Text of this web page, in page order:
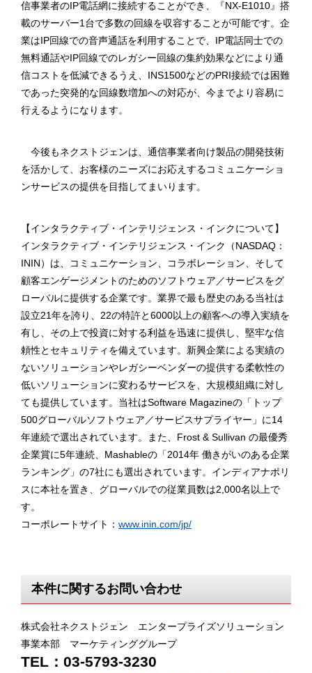
信事業者のIP電話網に接続することができ、『NX-E1010』搭
載のサーバー1台で多数の回線を収容することが可能です。企
業はIP回線での音声通話を利用することで、IP電話同士での
無料通話やIP回線でのレガシー回線の集約効果などにより通
信コストを低減できるうえ、INS1500などのPRI接続では困難
であった突発的な回線数増加への対応が、今までより容易に
行えるようになります。
今後もネクストジェンは、通信事業者向け製品の開発技術
を活かして、お客様のニーズにお応えするコミュニケーショ
ンサービスの提供を目指してまいります。
【インタラクティブ・インテリジェンス・インクについて】
インタラクティブ・インテリジェンス・インク（NASDAQ：
ININ）は、コミュニケーション、コラボレーション、そして
顧客エンゲージメントのためのソフトウェア／サービスをグ
ローバルに提供する企業です。業界で最も歴史のある当社は
設立21年を誇り、22の特許と6000以上の顧客への導入実績を
有し、その上で投資に対する利益を迅速に提供し、堅牢な信
頼性とセキュリティを備えています。新興企業による実績の
ないソリューションやレガシーベンダーの提供する柔軟性の
低いソリューションに変わるサービスを、大規模組織に対し
ても提供しています。当社はSoftware Magazineの「トップ
500グローバルソフトウェア／サービスサプライヤー」に14
年連続で選出されています。また、Frost & Sullivan の最優秀
企業賞に5年連続、Mashableの「2014年 働きがいのある企業
ランキング」の7社にも選出されています。インディアナポリ
スに本社を置き、グローバルでの従業員数は2,000名以上で
す。
コーポレートサイト： www.inin.com/jp/
本件に関するお問い合わせ
株式会社ネクストジェン エンタープライズソリューション
事業本部 マーケティンググループ
TEL：03-5793-3230